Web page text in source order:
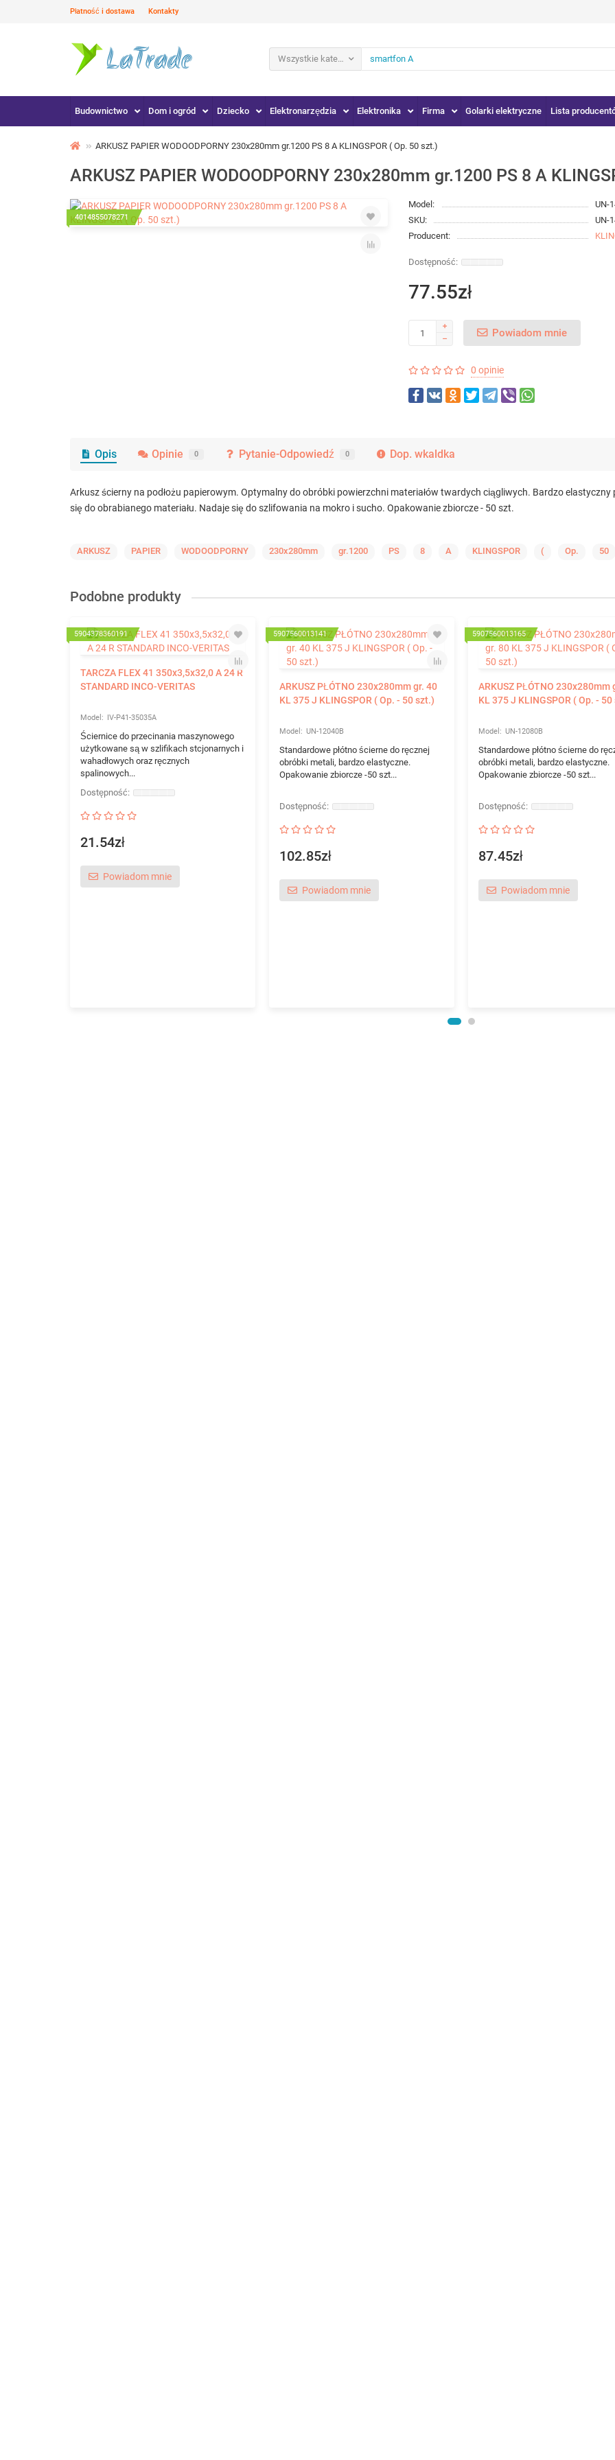
Płatność i dostawa Kontakty
Wszystkie kategorie
Budownictwo Dom i ogród Dziecko Elektronarzędzia Elektronika Firma Golarki elektryczne Lista
ARKUSZ PAPIER WODOODPORNY 230x280mm gr.1200 PS 8 A KLINGSPOR ( Op. 50 szt.)
ARKUSZ PAPIER WODOODPORNY 230x280mm gr.1200 PS 8 A
4014855078271
Model:
UN-
SKU:
UN-
Producent:
77.55zł
Powiadom mnie
0 opinie
Opis Opinie 0 Pytanie-Odpowiedź 0 Dop. wkaldka
Arkusz ścierny na podłożu papierowym. Optymalny do obróbki powierzchni materiałów twardych ciągliwych. Bardzo
się do obrabianego materiału. Nadaje się do szlifowania na mokro i sucho. Opakowanie zbiorcze - 50 szt.
ARKUSZ PAPIER WODOODPORNY 230x280mm gr.1200 PS 8 A KLINGSPOR ( Op. 50
Podobne produkty
5904378360191
TARCZA FLEX 41 350x3,5x32,0 A 24 R
STANDARD INCO-VERITAS
IV-P41-35035A
Ściernice do przecinania maszynowego
użytkowane są w szlifikach stcjonarnych i
wahadłowych oraz ręcznych
spalinowych...
21.54zł
Powiadom mnie
5907560013141
ARKUSZ PŁÓTNO 230x280mm gr. 40
KL 375 J KLINGSPOR ( Op. - 50 szt.)
UN-12040B
Standardowe płótno ścierne do ręcznej
obróbki metali, bardzo elastyczne.
Opakowanie zbiorcze -50 szt...
102.85zł
Powiadom mnie
5907560013165
ARKUSZ PŁÓTNO 230x280mm
KL 375 J KLINGSPOR ( Op. - 50
UN-12080B
Standardowe płótno ścierne do
obróbki metali, bardzo elastyczne.
Opakowanie zbiorcze -50 szt...
87.45zł
Powiadom mnie